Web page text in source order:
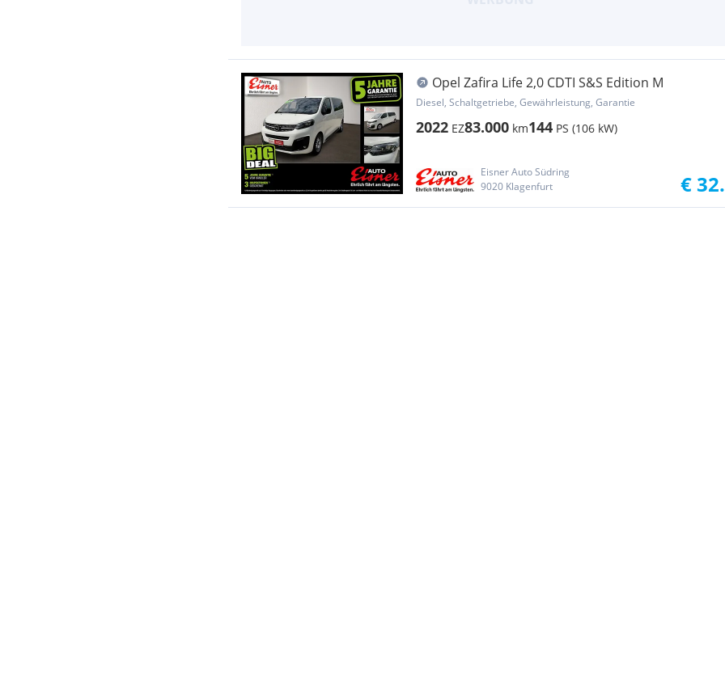
Opel Zafira Life 2,0 CDTI S&S Edition M
Diesel, Schaltgetriebe, Gewährleistung, Garantie
2022 EZ83.000 km144 PS (106 kW)
Eisner Auto Südring
9020 Klagenfurt
€